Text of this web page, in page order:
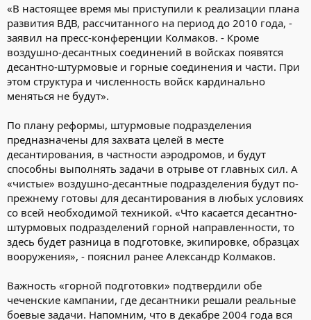
«В настоящее время мы приступили к реализации плана
развития ВДВ, рассчитанного на период до 2010 года, -
заявил на пресс-конференции Колмаков. - Кроме
воздушно-десантных соединений в войсках появятся
десантно-штурмовые и горные соединения и части. При
этом структура и численность войск кардинально
меняться не будут».
По плану реформы, штурмовые подразделения
предназначены для захвата целей в месте
десантирования, в частности аэродромов, и будут
способны выполнять задачи в отрыве от главных сил. А
«чистые» воздушно-десантные подразделения будут по-
прежнему готовы для десантирования в любых условиях
со всей необходимой техникой. «Что касается десантно-
штурмовых подразделений горной направленности, то
здесь будет разница в подготовке, экипировке, образцах
вооружения», - пояснил ранее Александр Колмаков.
Важность «горной подготовки» подтвердили обе
чеченские кампании, где десантники решали реальные
боевые задачи. Напомним, что в декабре 2004 года вся